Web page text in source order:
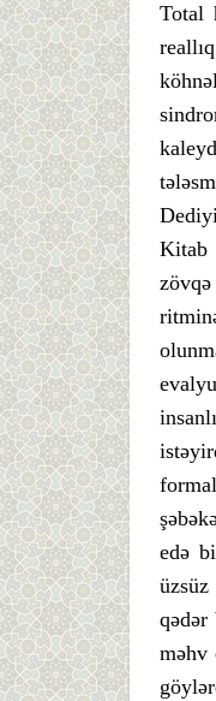
Total
Kitab
edə
qədər
məhv